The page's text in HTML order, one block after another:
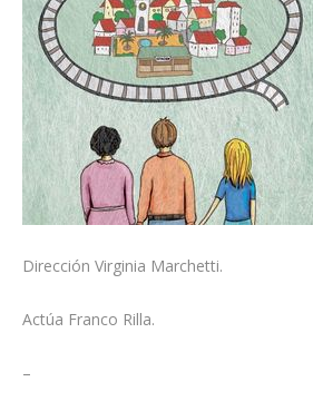
Dirección Virginia Marchetti.
Actúa Franco Rilla.
–